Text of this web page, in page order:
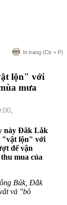
In trang (Ctr + P)
lộn" với
mưa
này Đắk Lắk
"vật lộn" với
để vận
mua của
Búk, Đắk
vả "bò